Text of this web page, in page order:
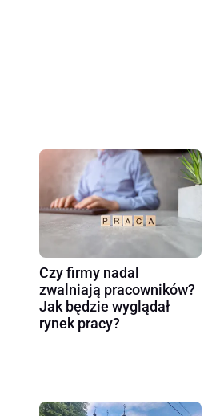
Czy firmy nadal
zwalniają pracowników?
Jak będzie wyglądał
rynek pracy?